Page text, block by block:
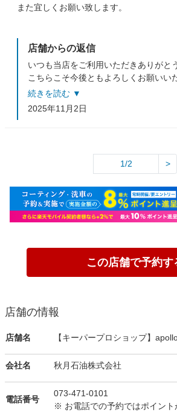
また宜しくお願い致します。
店舗からの返信
いつも当店をご利用いただきありがと
こちらこそ今後ともよろしくお願いい
またのご利用をスタッフ一同お待ちし
続きを読む ▼
2025年11月2日
1/2 >
この店舗で予約す
店舗の情報
店舗名 【キーパープロショップ】
会社名 秋月石油株式会社
電話番号
073-471-0101
※ お電話での予約ではポイント